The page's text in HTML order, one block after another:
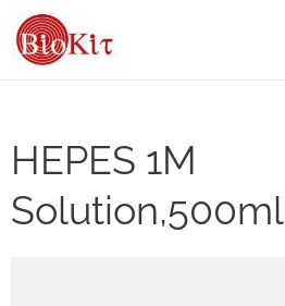
HEPES 1M
Solution,500ml